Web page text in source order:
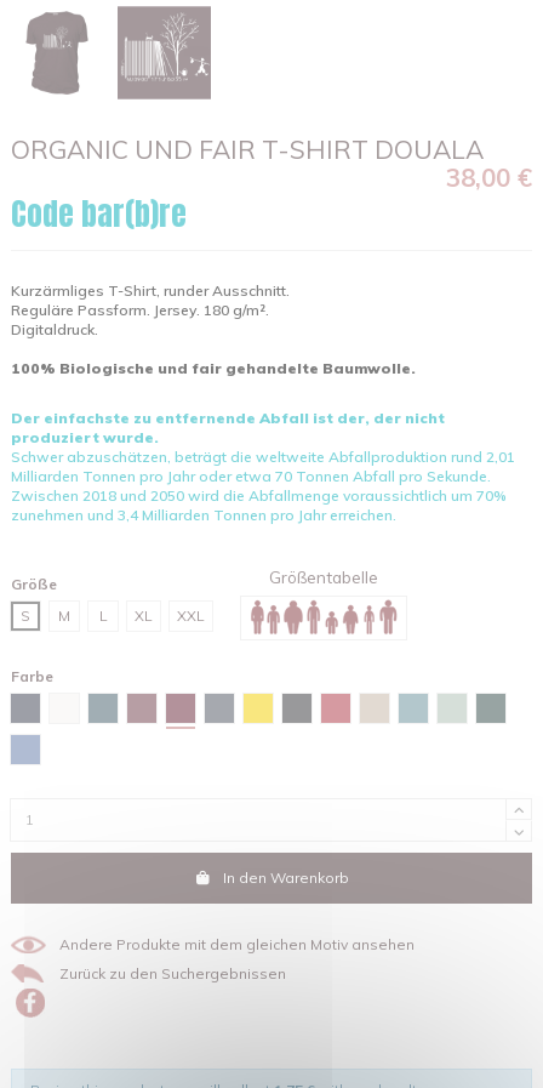
ORGANIC UND FAIR T-SHIRT DOUALA
38,00 €
Code bar(b)re
Kurzärmliges T-Shirt, runder Ausschnitt.
Reguläre Passform. Jersey. 180 g/m².
Digitaldruck.
100% Biologische und fair gehandelte Baumwolle.
Der einfachste zu entfernende Abfall ist der, der nicht
produziert wurde.
Schwer abzuschätzen, beträgt die weltweite Abfallproduktion rund 2,01
Milliarden Tonnen pro Jahr oder etwa 70 Tonnen Abfall pro Sekunde.
Zwischen 2018 und 2050 wird die Abfallmenge voraussichtlich um 70%
zunehmen und 3,4 Milliarden Tonnen pro Jahr erreichen.
Größe
S
M L XL XXL
Größentabelle
Farbe
In den Warenkorb
Andere Produkte mit dem gleichen Motiv ansehen
Zurück zu den Suchergebnissen